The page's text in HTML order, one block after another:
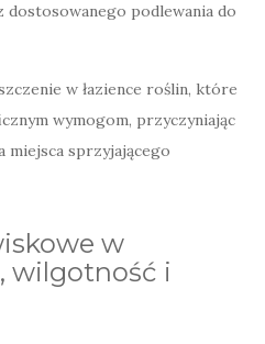
dostosowanego podlewania do
w łazience roślin, które
wymogom, przyczyniając
miejsca sprzyjającego
w
wilgotność i